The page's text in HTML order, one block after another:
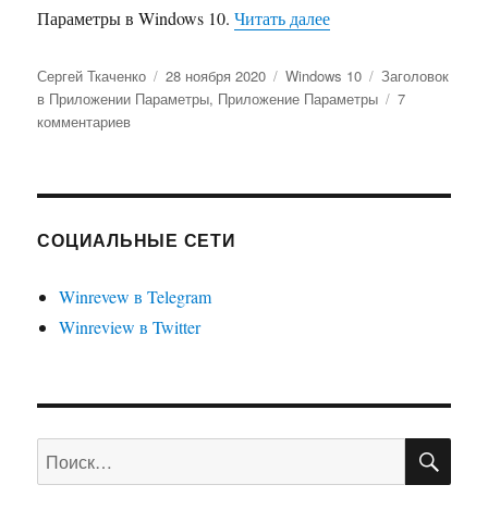
Параметры в Windows 10.Читать далее«Как в Windows 10
Автор
Сергей Ткаченко Опубликовано
28 ноября 2020 Рубрики
Windows 10 Метки
Заголовок
в Приложении Параметры, Приложение Параметры
7
комментариевк
в
10
в
приложении
СОЦИАЛЬНЫЕ СЕТИ
Winrevew в Telegram
Winreview в Twitter
Искать: